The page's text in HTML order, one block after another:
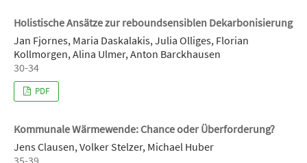
Holistische Ansätze zur reboundsensiblen Dekarbonisierung
Jan Fjornes, Maria Daskalakis, Julia Olliges, Florian
Kollmorgen, Alina Ulmer, Anton Barckhausen
30-34
PDF
Kommunale Wärmewende: Chance oder Überforderung?
Jens Clausen, Volker Stelzer, Michael Huber
35-39